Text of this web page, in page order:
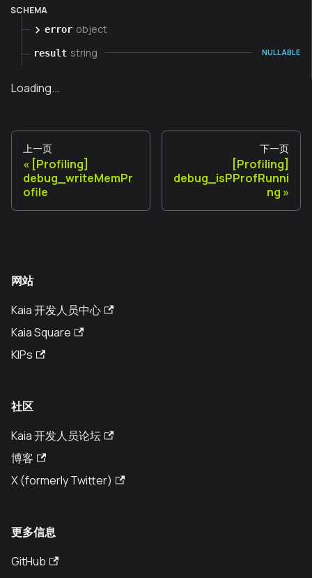
SCHEMA
error object
result string NULLABLE
Loading...
上一页
[Profiling]
debug_writeMemPr
ofile
下一页
[Profiling]
debug_isPProfRunni
ng
网站
Kaia 开发人员中心
Kaia Square
KIPs
社区
Kaia 开发人员论坛
博客
X (formerly Twitter)
更多信息
GitHub